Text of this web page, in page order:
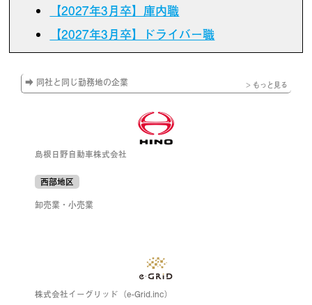
【2027年3月卒】庫内職
【2027年3月卒】ドライバー職
➡ 同社と同じ勤務地の企業 > もっと見る
島根日野自動車株式会社
西部地区
卸売業・小売業
株式会社イーグリッド（e-Grid.inc）